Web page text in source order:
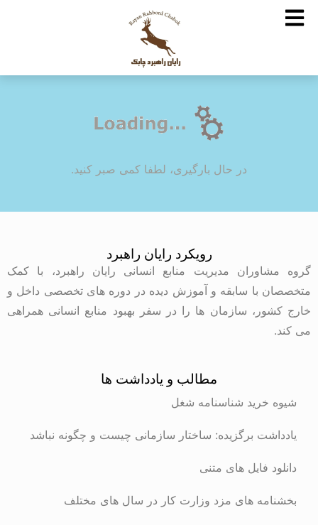
در حال بارگیری، لطفا کمی صبر کنید.
رویکرد رایان راهبرد
گروه مشاوران مدیریت منابع انسانی رایان راهبرد، با کمک
متخصصان با سابقه و آموزش دیده در دوره های تخصصی داخل و
خارج کشور، سازمان ها را در سفر بهبود منابع انسانی همراهی
می کند.
مطالب و یادداشت ها
شیوه خرید شناسنامه شغل
یادداشت برگزیده: ساختار سازمانی چیست و چگونه نباشد
دانلود فایل های متنی
بخشنامه های مزد وزارت کار در سال های مختلف